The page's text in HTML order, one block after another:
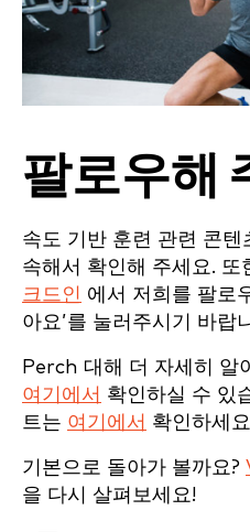
팔로우해
속도 기반 훈련 관련 콘텐
속해서 확인해 주세요. 또
크드인 에서 저희를 팔로
아요’를 눌러주시기 바랍
Perch 대해 더 자세히 알
여기에서 확인하실 수 있
트는 여기에서 확인하세요
기본으로 돌아가 볼까요?
을 다시 살펴보세요!